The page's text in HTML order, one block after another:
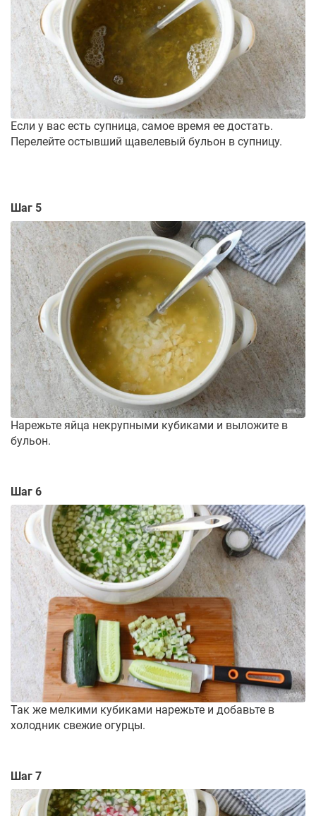
Если у вас есть супница, самое время ее достать.
Перелейте остывший щавелевый бульон в супницу.
Шаг 5
Нарежьте яйца некрупными кубиками и выложите в
бульон.
Шаг 6
Так же мелкими кубиками нарежьте и добавьте в
холодник свежие огурцы.
Шаг 7